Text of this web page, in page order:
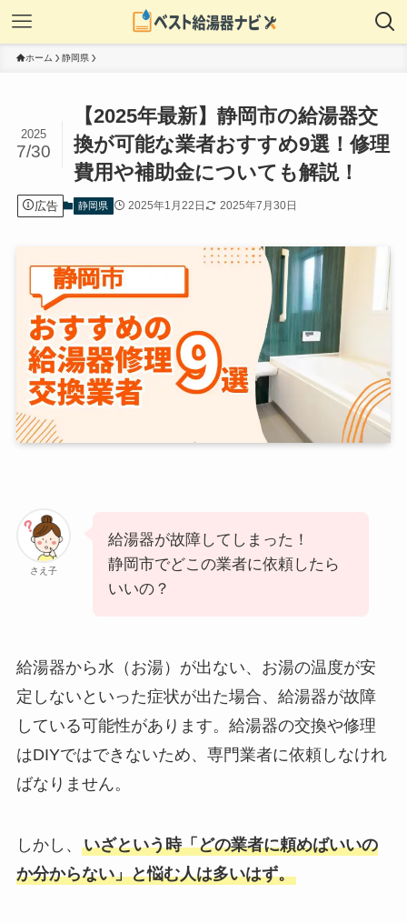
ホーム 静岡県
【2025年最新】静岡市の給湯器交
換が可能な業者おすすめ9選！修理
費用や補助金についても解説！
2025
7/30
広告 静岡県 2025年1月22日 2025年7月30日
さえ子
給湯器が故障してしまった！
静岡市でどこの業者に依頼したら
いいの？
給湯器から水（お湯）が出ない、お湯の温度が安
定しないといった症状が出た場合、給湯器が故障
している可能性があります。給湯器の交換や修理
はDIYではできないため、専門業者に依頼しなけれ
ばなりません。
しかし、 いざという時「どの業者に頼めばいいの
か分からない」と悩む人は多いはず。